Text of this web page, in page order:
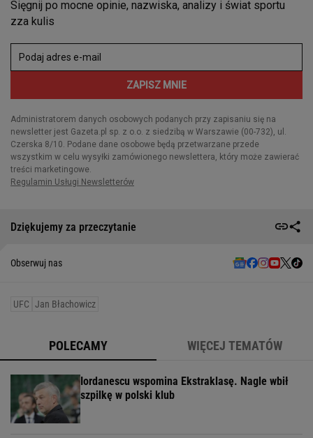
Dziękujemy za przeczytanie
Obserwuj nas
UFC Jan Błachowicz
POLECAMY WIĘCEJ TEMATÓW
Iordanescu wspomina Ekstraklasę. Nagle wbił
szpilkę w polski klub